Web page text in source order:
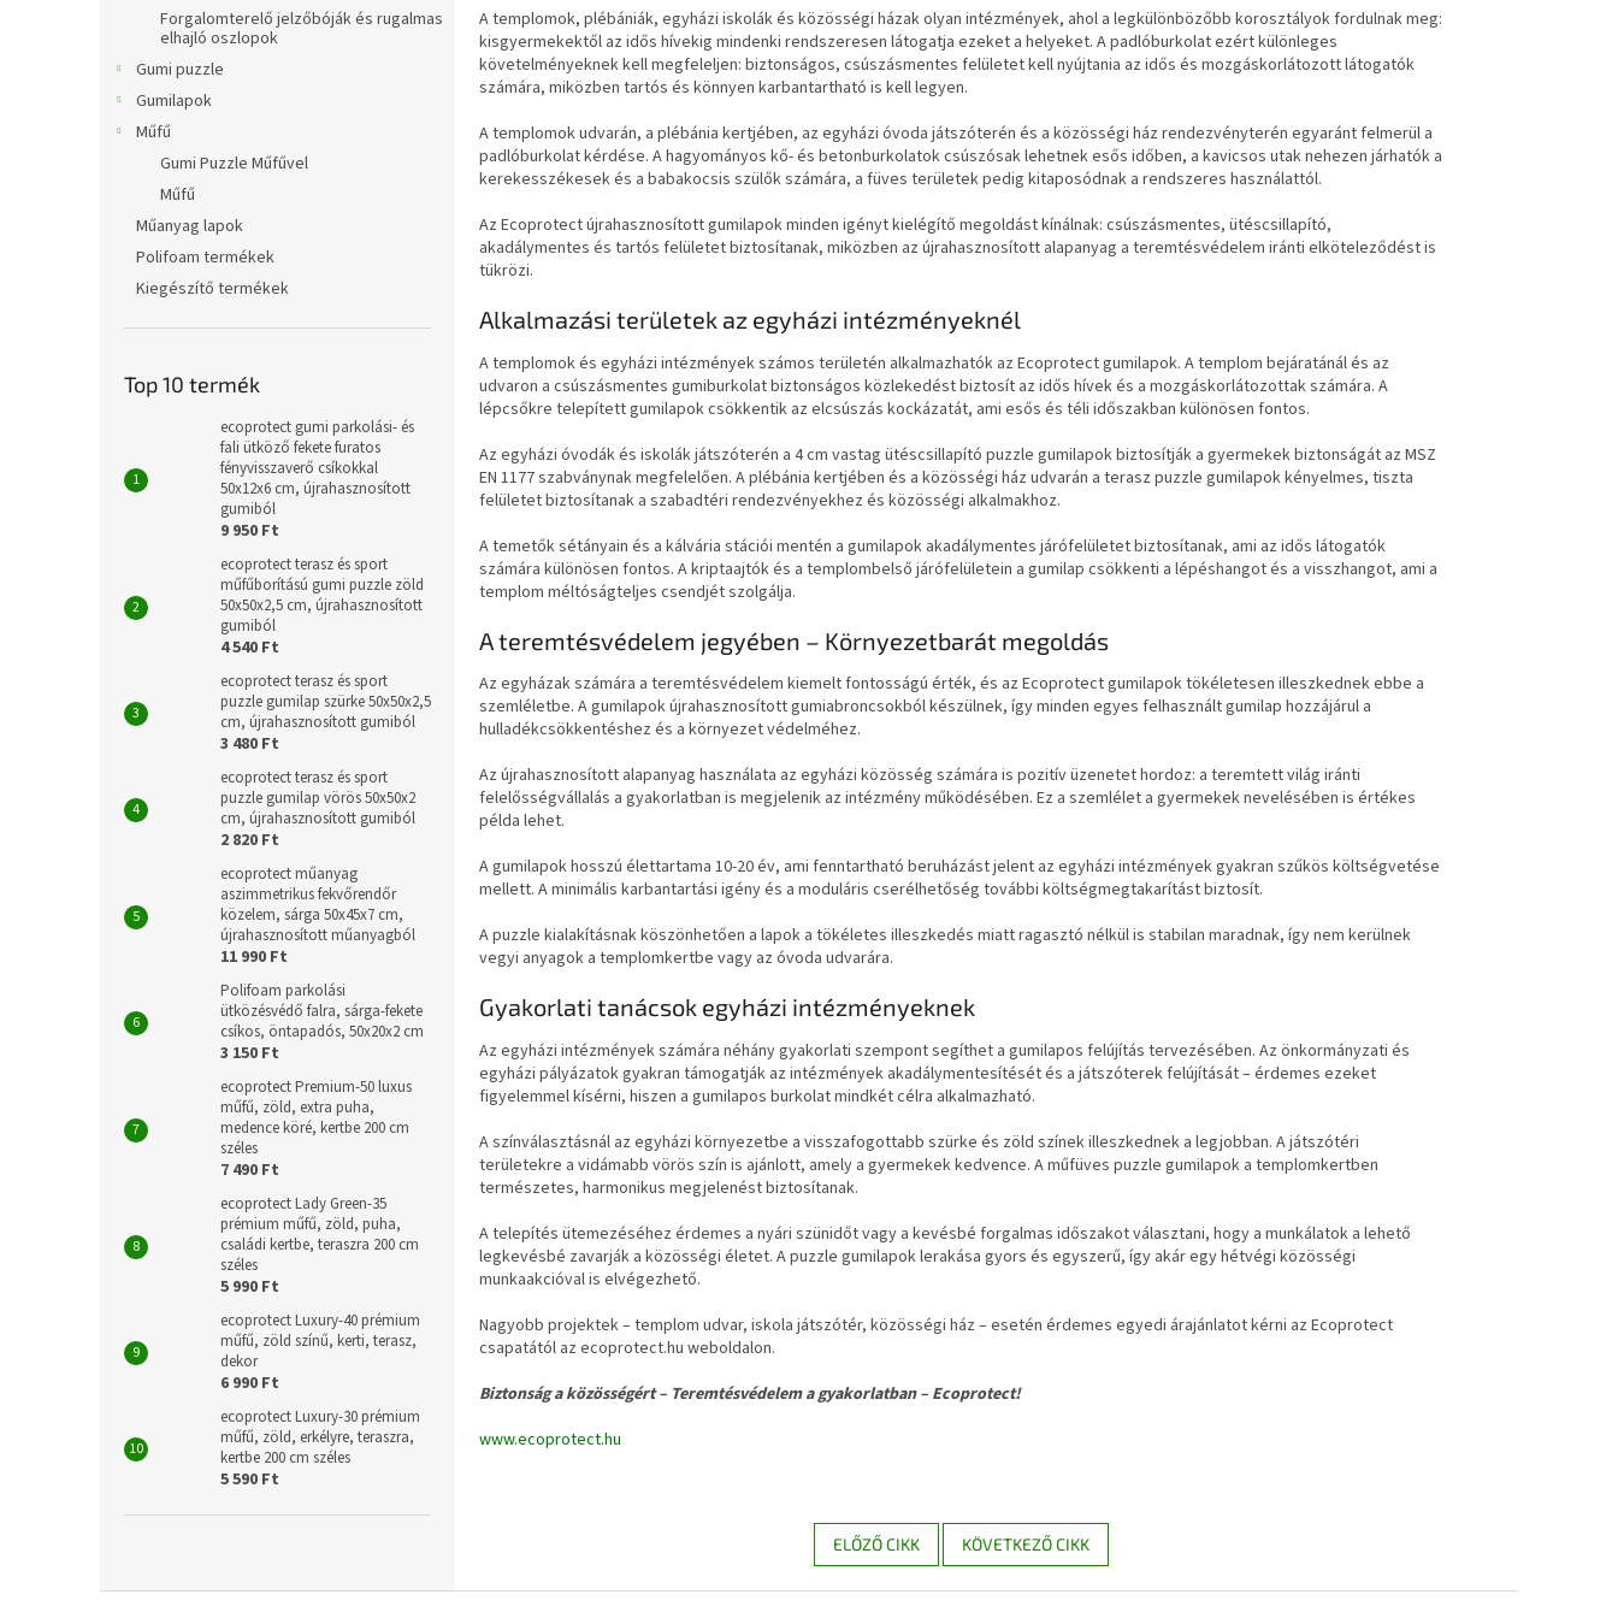
Forgalomterelő jelzőbóják és rugalmas
elhajló oszlopok
Gumi puzzle
Gumilapok
Műfű
Gumi Puzzle Műfűvel
Műfű
Műanyag lapok
Polifoam termékek
Kiegészítő termékek
Top 10 termék
ecoprotect gumi parkolási- és
fali ütköző fekete furatos
fényvisszaverő csíkokkal
50x12x6 cm, újrahasznosított
gumiból
9 950 Ft
ecoprotect terasz és sport
műfűborítású gumi puzzle zöld
50x50x2,5 cm, újrahasznosított
gumiból
4 540 Ft
ecoprotect terasz és sport
puzzle gumilap szürke 50x50x2,5
cm, újrahasznosított gumiból
3 480 Ft
ecoprotect terasz és sport
puzzle gumilap vörös 50x50x2
cm, újrahasznosított gumiból
2 820 Ft
ecoprotect műanyag
aszimmetrikus fekvőrendőr
közelem, sárga 50x45x7 cm,
újrahasznosított műanyagból
11 990 Ft
Polifoam parkolási
ütközésvédő falra, sárga-fekete
csíkos, öntapadós, 50x20x2 cm
3 150 Ft
ecoprotect Premium-50 luxus
műfű, zöld, extra puha,
medence köré, kertbe 200 cm
széles
7 490 Ft
ecoprotect Lady Green-35
prémium műfű, zöld, puha,
családi kertbe, teraszra 200 cm
széles
5 990 Ft
ecoprotect Luxury-40 prémium
műfű, zöld színű, kerti, terasz,
dekor
6 990 Ft
ecoprotect Luxury-30 prémium
műfű, zöld, erkélyre, teraszra,
kertbe 200 cm széles
5 590 Ft
A templomok, plébániák, egyházi iskolák és közösségi házak olyan intézmények, ahol a legkülönbözőbb korosztályok fordulnak meg:
kisgyermekektől az idős hívekig mindenki rendszeresen látogatja ezeket a helyeket. A padlóburkolat ezért különleges
követelményeknek kell megfeleljen: biztonságos, csúszásmentes felületet kell nyújtania az idős és mozgáskorlátozott látogatók
számára, miközben tartós és könnyen karbantartható is kell legyen.
A templomok udvarán, a plébánia kertjében, az egyházi óvoda játszóterén és a közösségi ház rendezvényterén egyaránt felmerül a
padlóburkolat kérdése. A hagyományos kő- és betonburkolatok csúszósak lehetnek esős időben, a kavicsos utak nehezen járhatók a
kerekesszékesek és a babakocsis szülők számára, a füves területek pedig kitaposódnak a rendszeres használattól.
Az Ecoprotect újrahasznosított gumilapok minden igényt kielégítő megoldást kínálnak: csúszásmentes, ütéscsillapító,
akadálymentes és tartós felületet biztosítanak, miközben az újrahasznosított alapanyag a teremtésvédelem iránti elköteleződést is
tükrözi.
Alkalmazási területek az egyházi intézményeknél
A templomok és egyházi intézmények számos területén alkalmazhatók az Ecoprotect gumilapok. A templom bejáratánál és az
udvaron a csúszásmentes gumiburkolat biztonságos közlekedést biztosít az idős hívek és a mozgáskorlátozottak számára. A
lépcsőkre telepített gumilapok csökkentik az elcsúszás kockázatát, ami esős és téli időszakban különösen fontos.
Az egyházi óvodák és iskolák játszóterén a 4 cm vastag ütéscsillapító puzzle gumilapok biztosítják a gyermekek biztonságát az MSZ
EN 1177 szabványnak megfelelően. A plébánia kertjében és a közösségi ház udvarán a terasz puzzle gumilapok kényelmes, tiszta
felületet biztosítanak a szabadtéri rendezvényekhez és közösségi alkalmakhoz.
A temetők sétányain és a kálvária stációi mentén a gumilapok akadálymentes járófelületet biztosítanak, ami az idős látogatók
számára különösen fontos. A kriptaajtók és a templombelső járófelületein a gumilap csökkenti a lépéshangot és a visszhangot, ami a
templom méltóságteljes csendjét szolgálja.
A teremtésvédelem jegyében – Környezetbarát megoldás
Az egyházak számára a teremtésvédelem kiemelt fontosságú érték, és az Ecoprotect gumilapok tökéletesen illeszkednek ebbe a
szemléletbe. A gumilapok újrahasznosított gumiabroncsokból készülnek, így minden egyes felhasznált gumilap hozzájárul a
hulladékcsökkentéshez és a környezet védelméhez.
Az újrahasznosított alapanyag használata az egyházi közösség számára is pozitív üzenetet hordoz: a teremtett világ iránti
felelősségvállalás a gyakorlatban is megjelenik az intézmény működésében. Ez a szemlélet a gyermekek nevelésében is értékes
példa lehet.
A gumilapok hosszú élettartama 10-20 év, ami fenntartható beruházást jelent az egyházi intézmények gyakran szűkös költségvetése
mellett. A minimális karbantartási igény és a moduláris cserélhetőség további költségmegtakarítást biztosít.
A puzzle kialakításnak köszönhetően a lapok a tökéletes illeszkedés miatt ragasztó nélkül is stabilan maradnak, így nem kerülnek
vegyi anyagok a templomkertbe vagy az óvoda udvarára.
Gyakorlati tanácsok egyházi intézményeknek
Az egyházi intézmények számára néhány gyakorlati szempont segíthet a gumilapos felújítás tervezésében. Az önkormányzati és
egyházi pályázatok gyakran támogatják az intézmények akadálymentesítését és a játszóterek felújítását – érdemes ezeket
figyelemmel kísérni, hiszen a gumilapos burkolat mindkét célra alkalmazható.
A színválasztásnál az egyházi környezetbe a visszafogottabb szürke és zöld színek illeszkednek a legjobban. A játszótéri
területekre a vidámabb vörös szín is ajánlott, amely a gyermekek kedvence. A műfüves puzzle gumilapok a templomkertben
természetes, harmonikus megjelenést biztosítanak.
A telepítés ütemezéséhez érdemes a nyári szünidőt vagy a kevésbé forgalmas időszakot választani, hogy a munkálatok a lehető
legkevésbé zavarják a közösségi életet. A puzzle gumilapok lerakása gyors és egyszerű, így akár egy hétvégi közösségi
munkaakcióval is elvégezhető.
Nagyobb projektek – templom udvar, iskola játszótér, közösségi ház – esetén érdemes egyedi árajánlatot kérni az Ecoprotect
csapatától az ecoprotect.hu weboldalon.
Biztonság a közösségért – Teremtésvédelem a gyakorlatban – Ecoprotect!
www.ecoprotect.hu
ELŐZŐ CIKK KÖVETKEZŐ CIKK